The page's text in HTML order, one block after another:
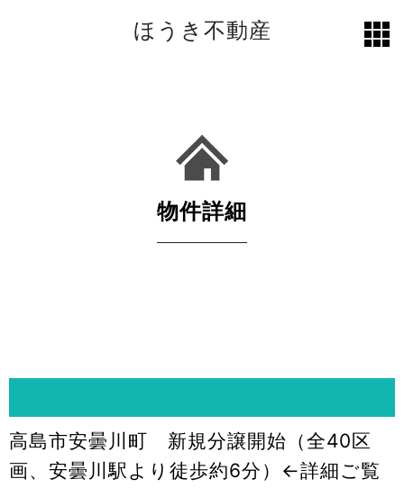
ほうき不動産
物件詳細
高島市安曇川町 新規分譲開始（全40区
画、安曇川駅より徒歩約6分）←詳細ご覧